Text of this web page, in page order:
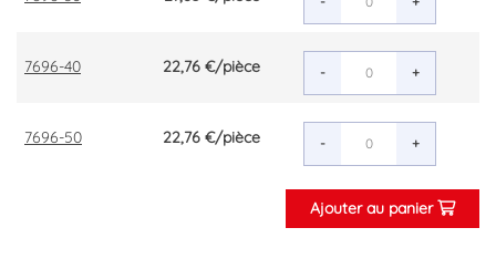
7696-40 22,76 €/pièce - +
7696-50 22,76 €/pièce - +
Ajouter au panier